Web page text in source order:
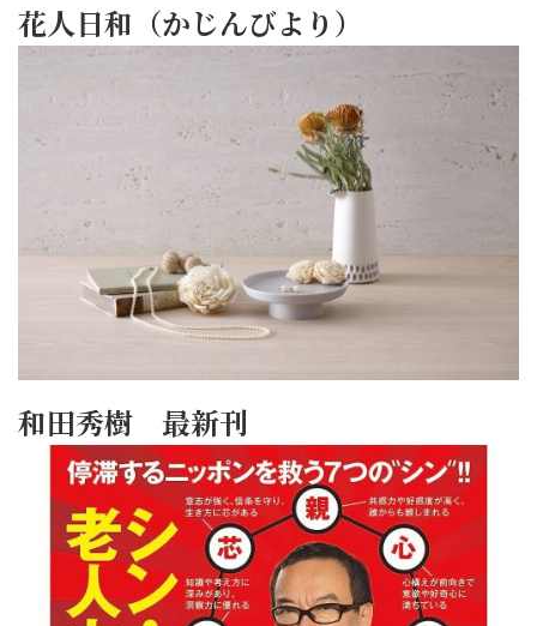
花人日和（かじんびより）
和田秀樹 最新刊